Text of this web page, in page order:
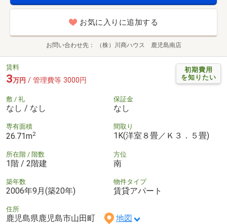
お気に入りに追加する
お問い合わせ先 （株）川商ハウス 鹿児島南店
初期費用
を知りたい
賃料
3万円 / 管理費等 3000円
敷 / 礼
なし / なし
保証金
なし
専有面積
26.71m2
間取り
1K(洋室８畳／Ｋ３．５畳)
所在階 / 階数
1階 / 2階建
方位
南
築年数
2006年9月(築20年)
物件タイプ
賃貸アパート
住所
鹿児島県鹿児島市山田町 地図